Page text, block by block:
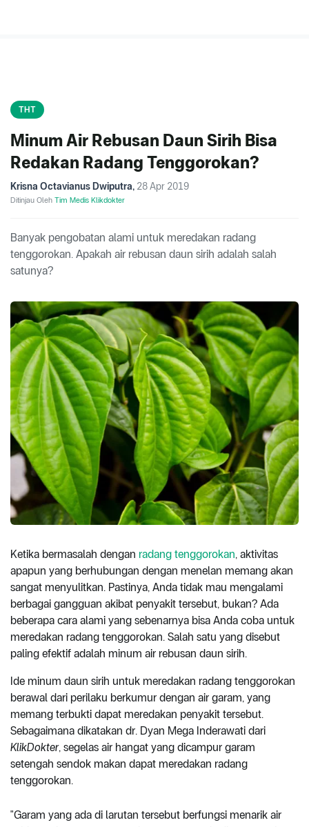
THT
Minum Air Rebusan Daun Sirih Bisa
Redakan Radang Tenggorokan?
Krisna Octavianus Dwiputra, 28 Apr 2019
Ditinjau Oleh Tim Medis Klikdokter
Banyak pengobatan alami untuk meredakan radang
tenggorokan. Apakah air rebusan daun sirih adalah salah
satunya?
Ketika bermasalah dengan radang tenggorokan, aktivitas
apapun yang berhubungan dengan menelan memang akan
sangat menyulitkan. Pastinya, Anda tidak mau mengalami
berbagai gangguan akibat penyakit tersebut, bukan? Ada
beberapa cara alami yang sebenarnya bisa Anda coba untuk
meredakan radang tenggorokan. Salah satu yang disebut
paling efektif adalah minum air rebusan daun sirih.
Ide minum daun sirih untuk meredakan radang tenggorokan
berawal dari perilaku berkumur dengan air garam, yang
memang terbukti dapat meredakan penyakit tersebut.
Sebagaimana dikatakan dr. Dyan Mega Inderawati dari
KlikDokter, segelas air hangat yang dicampur garam
setengah sendok makan dapat meredakan radang
tenggorokan.
"Garam yang ada di larutan tersebut berfungsi menarik air